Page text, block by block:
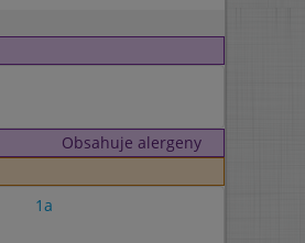
Obsahuje alergeny
1a